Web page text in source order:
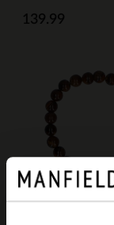
139.99